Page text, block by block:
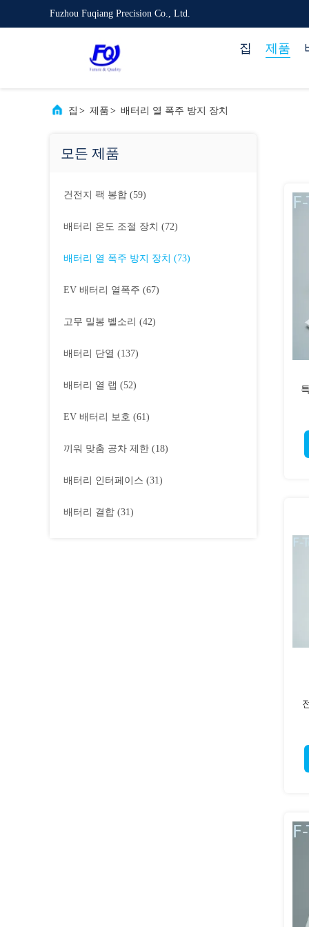
Fuzhou Fuqiang Precision Co., Ltd.
집 제품
집 > 제품 > 배터리 열 폭주 방지 장치
모든 제품
건전지 팩 봉합 (59)
배터리 온도 조절 장치 (72)
배터리 열 폭주 방지 장치 (73)
EV 배터리 열폭주 (67)
고무 밀봉 벨소리 (42)
배터리 단열 (137)
배터리 열 랩 (52)
EV 배터리 보호 (61)
끼워 맞춤 공차 제한 (18)
배터리 인터페이스 (31)
배터리 결합 (31)